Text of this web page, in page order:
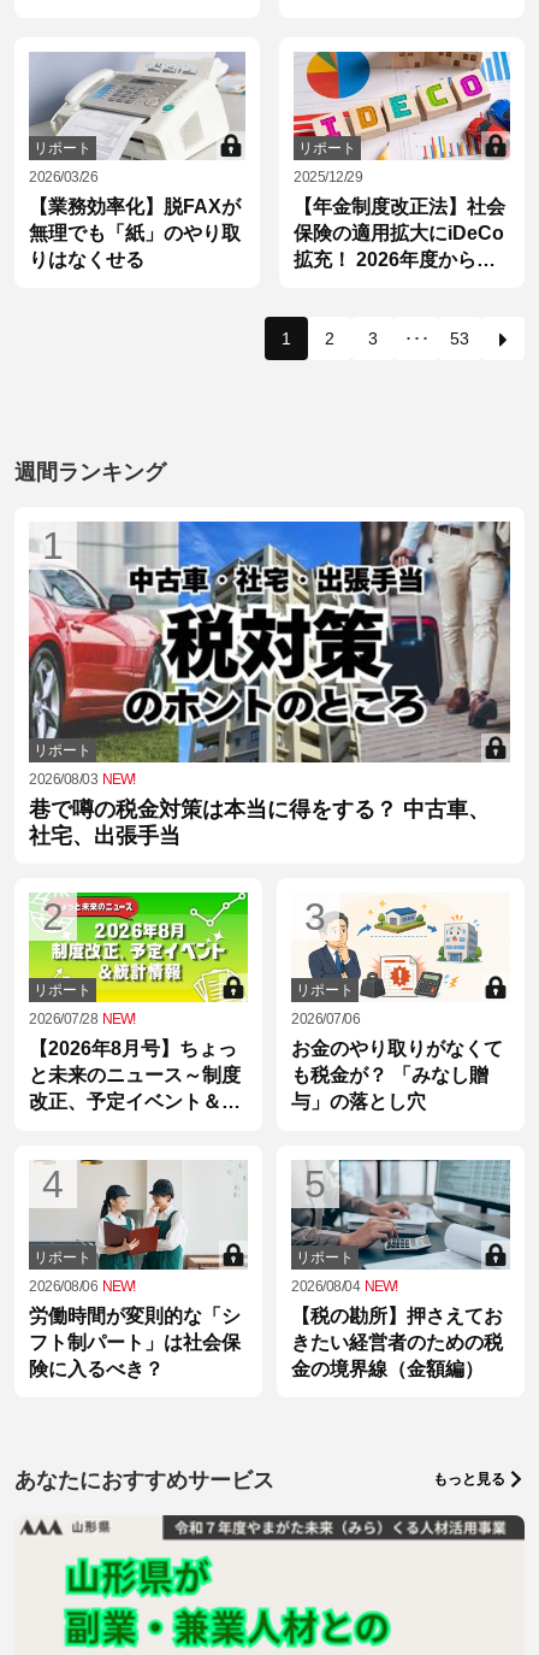
リポート
2026/03/26
【業務効率化】脱FAXが
無理でも「紙」のやり取
りはなくせる
リポート
2025/12/29
【年金制度改正法】社会
保険の適用拡大にiDeCo
拡充！ 2026年度から始
1 2 3 ･･･ 53
週間ランキング
1
リポート
2026/08/03 NEW!
巷で噂の税金対策は本当に得をする？ 中古車、
社宅、出張手当
2
リポート
2026/07/28 NEW!
【2026年8月号】ちょっ
と未来のニュース～制度
改正、予定イベント＆統
3
リポート
2026/07/06
お金のやり取りがなくて
も税金が？ 「みなし贈
与」の落とし穴
4
リポート
2026/08/06 NEW!
労働時間が変則的な「シ
フト制パート」は社会保
険に入るべき？
5
リポート
2026/08/04 NEW!
【税の勘所】押さえてお
きたい経営者のための税
金の境界線（金額編）
あなたにおすすめサービス もっと見る